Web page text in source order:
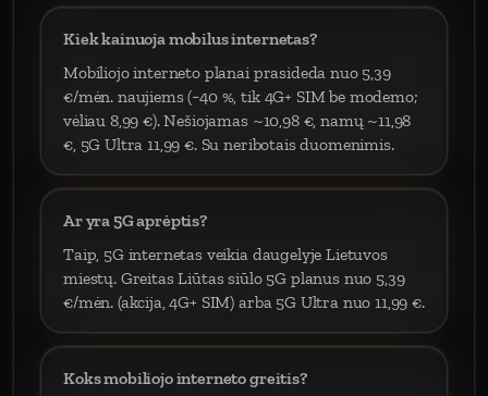
Kiek kainuoja mobilus internetas?
Mobiliojo interneto planai prasideda nuo 5,39
€/mėn. naujiems (−40 %, tik 4G+ SIM be modemo;
vėliau 8,99 €). Nešiojamas ~10,98 €, namų ~11,98
€, 5G Ultra 11,99 €. Su neribotais duomenimis.
Ar yra 5G aprėptis?
Taip, 5G internetas veikia daugelyje Lietuvos
miestų. Greitas Liūtas siūlo 5G planus nuo 5,39
€/mėn. (akcija, 4G+ SIM) arba 5G Ultra nuo 11,99 €.
Koks mobiliojo interneto greitis?